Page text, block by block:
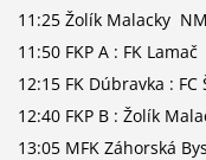
11:25 Žolík Malacky
11:50 FKP A : FK Lamač
12:15 FK Dúbravka : FC
12:40 FKP B : Žolík
13:05 MFK Záhorská